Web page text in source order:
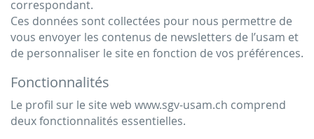
correspondant.
Ces données sont collectées pour nous permettre de
vous envoyer les contenus de newsletters de l’usam et
de personnaliser le site en fonction de vos préférences.
Fonctionnalités
Le profil sur le site web www.sgv-usam.ch comprend
deux fonctionnalités essentielles.